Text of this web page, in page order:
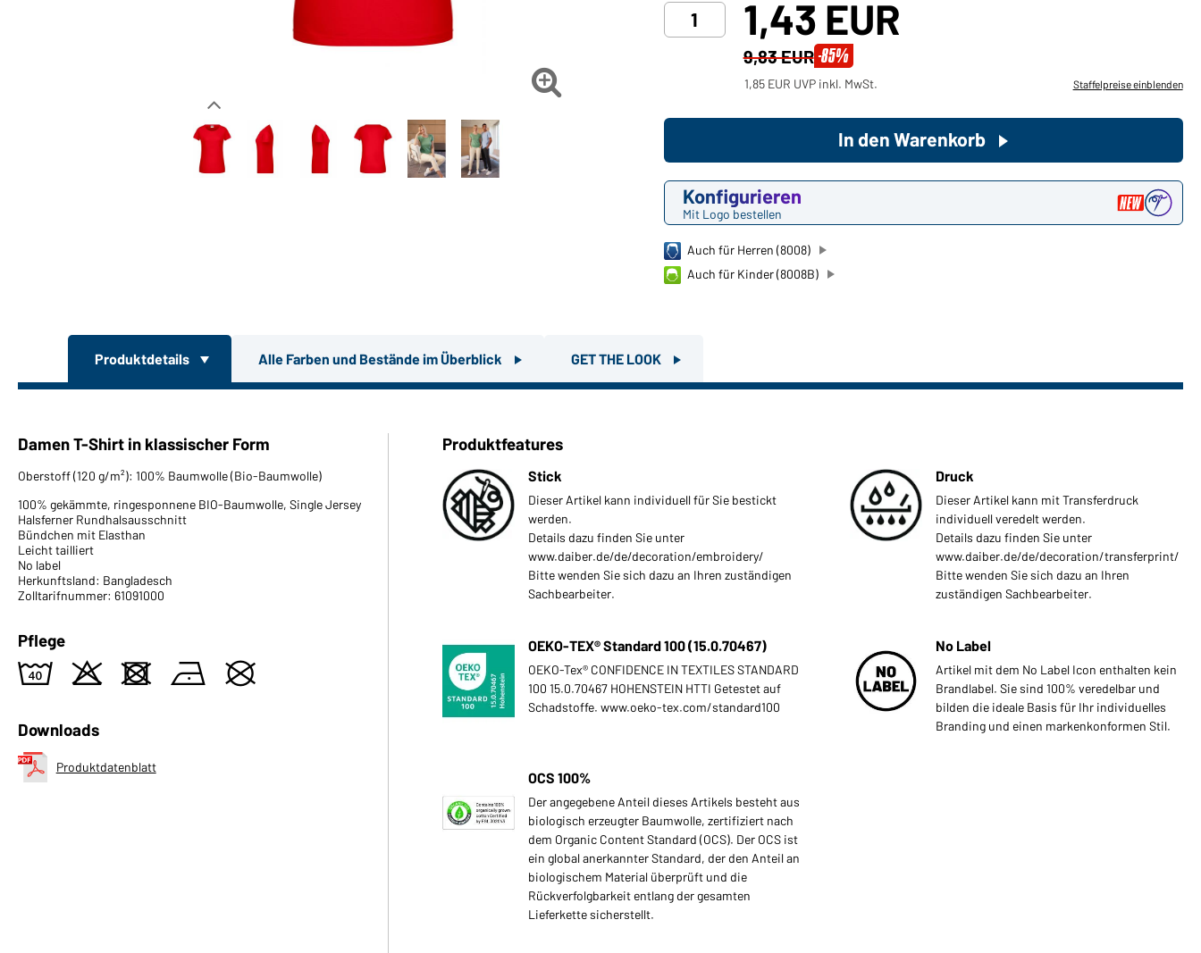
Hier geht's zu unserem

1,43 EUR
9,83 EUR -85%
1,85 EUR UVP inkl. MwSt. Staffelpreise einblenden
Konfigurieren
Mit Logo bestellen
In den Warenkorb
Auch für Herren (8008)
Auch für Kinder (8008B)
Produktdetails Alle Farben und Bestände im Überblick GET THE LOOK
Damen T-Shirt in klassischer Form
Oberstoff (120 g/m²): 100% Baumwolle (Bio-Baumwolle)
100% gekämmte, ringesponnene BIO-Baumwolle, Single Jersey
Halsferner Rundhalsausschnitt
Bündchen mit Elasthan
Leicht tailliert
No label
Herkunftsland: Bangladesch
Zolltarifnummer: 61091000
Pflege
8 o d n U
Downloads
Produktdatenblatt
Produktfeatures
Stick
Dieser Artikel kann individuell für Sie bestickt
werden.
Details dazu finden Sie unter
www.daiber.de/de/decoration/embroidery/
Bitte wenden Sie sich dazu an Ihren zuständigen
Sachbearbeiter.
Druck
Dieser Artikel kann mit Transferdruck
individuell veredelt werden.
Details dazu finden Sie unter
www.daiber.de/de/decoration/transferprint/
Bitte wenden Sie sich dazu an Ihren
zuständigen Sachbearbeiter.
OEKO-TEX® Standard 100 (15.0.70467)
OEKO-Tex® CONFIDENCE IN TEXTILES STANDARD
100 15.0.70467 HOHENSTEIN HTTI Getestet auf
Schadstoffe. www.oeko-tex.com/standard100
No Label
Artikel mit dem No Label Icon enthalten kein
Brandlabel. Sie sind 100% veredelbar und
bilden die ideale Basis für Ihr individuelles
Branding und einen markenkonformen Stil.
OCS 100%
Der angegebene Anteil dieses Artikels besteht aus
biologisch erzeugter Baumwolle, zertifiziert nach
dem Organic Content Standard (OCS). Der OCS ist
ein global anerkannter Standard, der den Anteil an
biologischem Material überprüft und die
Rückverfolgbarkeit entlang der gesamten
Lieferkette sicherstellt.